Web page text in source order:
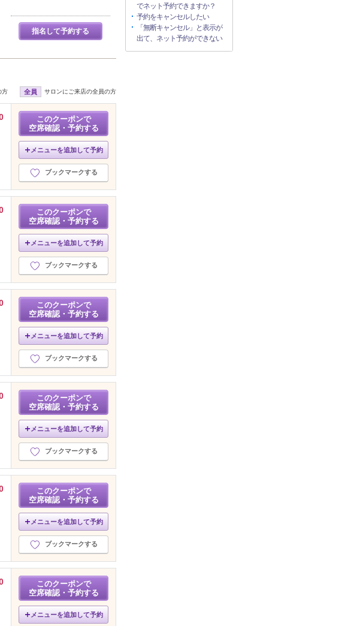
指名して予約する
方 全員 サロンにご来店の全員の方
このクーポンで
空席確認・予約する
メニューを追加して予約
ブックマークする
このクーポンで
空席確認・予約する
メニューを追加して予約
ブックマークする
このクーポンで
空席確認・予約する
メニューを追加して予約
ブックマークする
このクーポンで
空席確認・予約する
メニューを追加して予約
ブックマークする
このクーポンで
空席確認・予約する
メニューを追加して予約
ブックマークする
このクーポンで
空席確認・予約する
メニューを追加して予約
でネット予約できますか？
予約をキャンセルしたい
「無断キャンセル」と表示が
出て、ネット予約ができない